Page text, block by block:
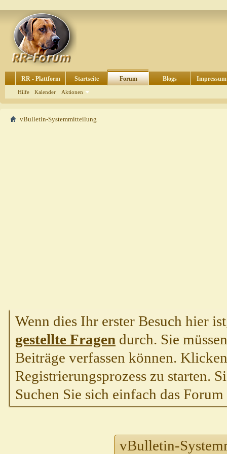
RR - Plattform Startseite Forum
Hilfe Kalender Aktionen
Blogs Impressum
vBulletin-Systemmitteilung
Wenn dies Ihr erster Besuch hier
gestellte Fragen durch. Sie
Beiträge verfassen können.
Registrierungsprozess zu starten.
Suchen Sie sich einfach das
vBulletin-